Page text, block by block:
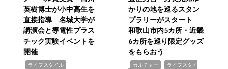
英樹博士が小中高生を
直接指導 名城大学が
講演会と導電性プラス
チック実験イベントを
開催
ライフスタイル
かりの地を巡るスタン
プラリーがスタート
和歌山市内5カ所・近畿
6カ所を巡り限定グッズ
をもらおう
カルチャー
ライフスタイ